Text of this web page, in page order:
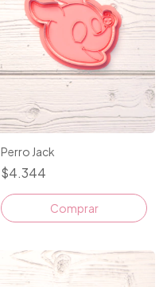
Perro Jack
$4.344
Comprar